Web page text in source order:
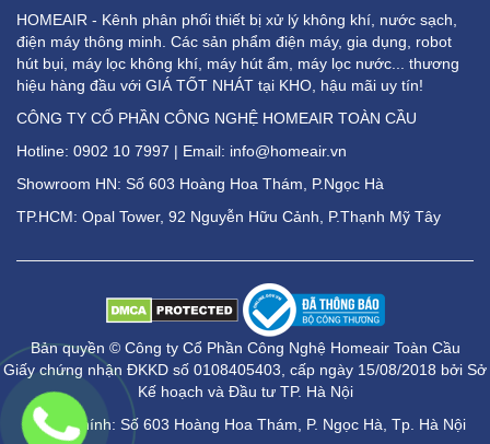
HOMEAIR - Kênh phân phối thiết bị xử lý không khí, nước sạch,
điện máy thông minh. Các sản phẩm điện máy, gia dụng, robot
hút bụi, máy lọc không khí, máy hút ẩm, máy lọc nước... thương
hiệu hàng đầu với GIÁ TỐT NHÁT tại KHO, hậu mãi uy tín!
CÔNG TY CỔ PHẦN CÔNG NGHỆ HOMEAIR TOÀN CẦU
Hotline: 0902 10 7997 | Email: info@homeair.vn
Showroom HN: Số 603 Hoàng Hoa Thám, P.Ngọc Hà
TP.HCM: Opal Tower, 92 Nguyễn Hữu Cảnh, P.Thạnh Mỹ Tây
Bản quyền © Công ty Cổ Phần Công Nghệ Homeair Toàn Cầu
Giấy chứng nhận ĐKKD số 0108405403, cấp ngày 15/08/2018 bởi Sở
Kế hoạch và Đầu tư TP. Hà Nội
Trụ sở chính: Số 603 Hoàng Hoa Thám, P. Ngọc Hà, Tp. Hà Nội